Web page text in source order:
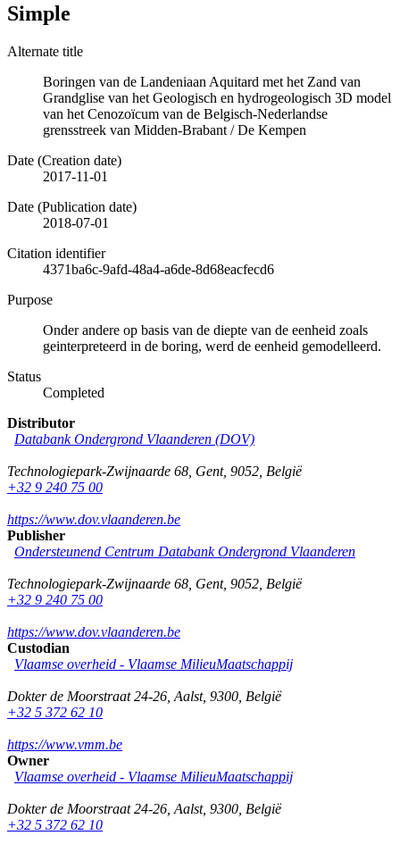
Simple
Alternate title
Boringen van de Landeniaan Aquitard met het Zand van
Grandglise van het Geologisch en hydrogeologisch 3D model
van het Cenozoïcum van de Belgisch-Nederlandse
grensstreek van Midden-Brabant / De Kempen
Date (Creation date)
2017-11-01
Date (Publication date)
2018-07-01
Citation identifier
4371ba6c-9afd-48a4-a6de-8d68eacfecd6
Purpose
Onder andere op basis van de diepte van de eenheid zoals
geinterpreteerd in de boring, werd de eenheid gemodelleerd.
Status
Completed
Distributor
Databank Ondergrond Vlaanderen (DOV)
Technologiepark-Zwijnaarde 68 Gent, 9052 België
+32 9 240 75 00
https://www.dov.vlaanderen.be
Publisher
Ondersteunend Centrum Databank Ondergrond Vlaanderen
Technologiepark-Zwijnaarde 68 Gent, 9052 België
+32 9 240 75 00
https://www.dov.vlaanderen.be
Custodian
Vlaamse overheid - Vlaamse MilieuMaatschappij
Dokter de Moorstraat 24-26 Aalst, 9300 België
+32 5 372 62 10
https://www.vmm.be
Owner
Vlaamse overheid - Vlaamse MilieuMaatschappij
Dokter de Moorstraat 24-26 Aalst, 9300 België
+32 5 372 62 10